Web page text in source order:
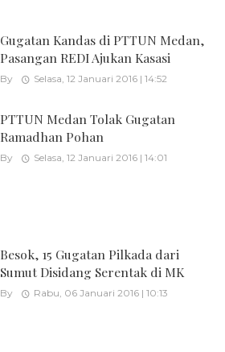
Gugatan Kandas di PTTUN Medan,
Pasangan REDI Ajukan Kasasi
By Selasa, 12 Januari 2016 | 14:52
PTTUN Medan Tolak Gugatan
Ramadhan Pohan
By Selasa, 12 Januari 2016 | 14:01
Besok, 15 Gugatan Pilkada dari
Sumut Disidang Serentak di MK
By Rabu, 06 Januari 2016 | 10:13